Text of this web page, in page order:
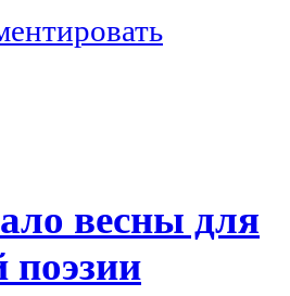
весны для
поэзии